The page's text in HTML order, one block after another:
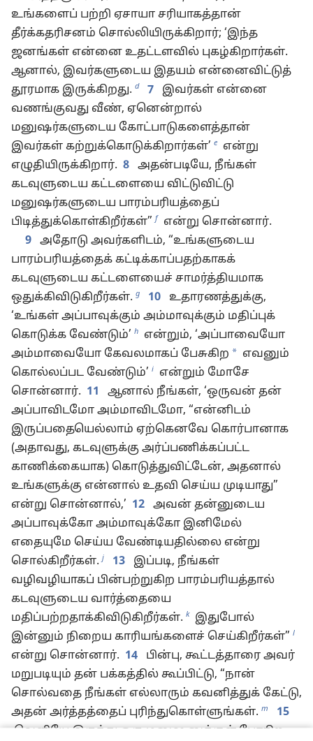
உங்களைப் பற்றி ஏசாயா சரியாகத்தான்
தீர்க்கதரிசனம் சொல்லியிருக்கிறார்; ‘இந்த
ஜனங்கள் என்னை உதட்டளவில் புகழ்கிறார்கள்.
ஆனால், இவர்களுடைய இதயம் என்னைவிட்டுத்
தூரமாக இருக்கிறது. d 7
இவர்கள் என்னை
வணங்குவது வீண், ஏனென்றால்
மனுஷர்களுடைய கோட்பாடுகளைத்தான்
இவர்கள் கற்றுக்கொடுக்கிறார்கள்’ e
என்று
எழுதியிருக்கிறார். 8 அதன்படியே, நீங்கள்
கடவுளுடைய கட்டளையை விட்டுவிட்டு
மனுஷர்களுடைய பாரம்பரியத்தைப்
பிடித்துக்கொள்கிறீர்கள்” f
என்று சொன்னார்.
9 அதோடு அவர்களிடம், “உங்களுடைய
பாரம்பரியத்தைக் கட்டிக்காப்பதற்காகக்
கடவுளுடைய கட்டளையைச் சாமர்த்தியமாக
ஒதுக்கிவிடுகிறீர்கள். g 10
உதாரணத்துக்கு,
‘உங்கள் அப்பாவுக்கும் அம்மாவுக்கும் மதிப்புக்
கொடுக்க வேண்டும்’ h
என்றும், ‘அப்பாவையோ
அம்மாவையோ கேவலமாகப் பேசுகிற * எவனும்
கொல்லப்பட வேண்டும்’ i
என்றும் மோசே
சொன்னார். 11
ஆனால் நீங்கள், ‘ஒருவன் தன்
அப்பாவிடமோ அம்மாவிடமோ, “என்னிடம்
இருப்பதையெல்லாம் ஏற்கெனவே கொர்பானாக
(அதாவது, கடவுளுக்கு அர்ப்பணிக்கப்பட்ட
காணிக்கையாக) கொடுத்துவிட்டேன், அதனால்
உங்களுக்கு என்னால் உதவி செய்ய முடியாது”
என்று சொன்னால்,’ 12 அவன் தன்னுடைய
அப்பாவுக்கோ அம்மாவுக்கோ இனிமேல்
எதையுமே செய்ய வேண்டியதில்லை என்று
சொல்கிறீர்கள். j 13
இப்படி, நீங்கள்
வழிவழியாகப் பின்பற்றுகிற பாரம்பரியத்தால்
கடவுளுடைய வார்த்தையை
மதிப்பற்றதாக்கிவிடுகிறீர்கள். k
இதுபோல்
இன்னும் நிறைய காரியங்களைச் செய்கிறீர்கள்” l
என்று சொன்னார். 14
பின்பு, கூட்டத்தாரை அவர்
மறுபடியும் தன் பக்கத்தில் கூப்பிட்டு, “நான்
சொல்வதை நீங்கள் எல்லாரும் கவனித்துக் கேட்டு,
அதன் அர்த்தத்தைப் புரிந்துகொள்ளுங்கள். m
15
வெளியே இருந்து ஒரு மனுஷனுக்குள் போகிற